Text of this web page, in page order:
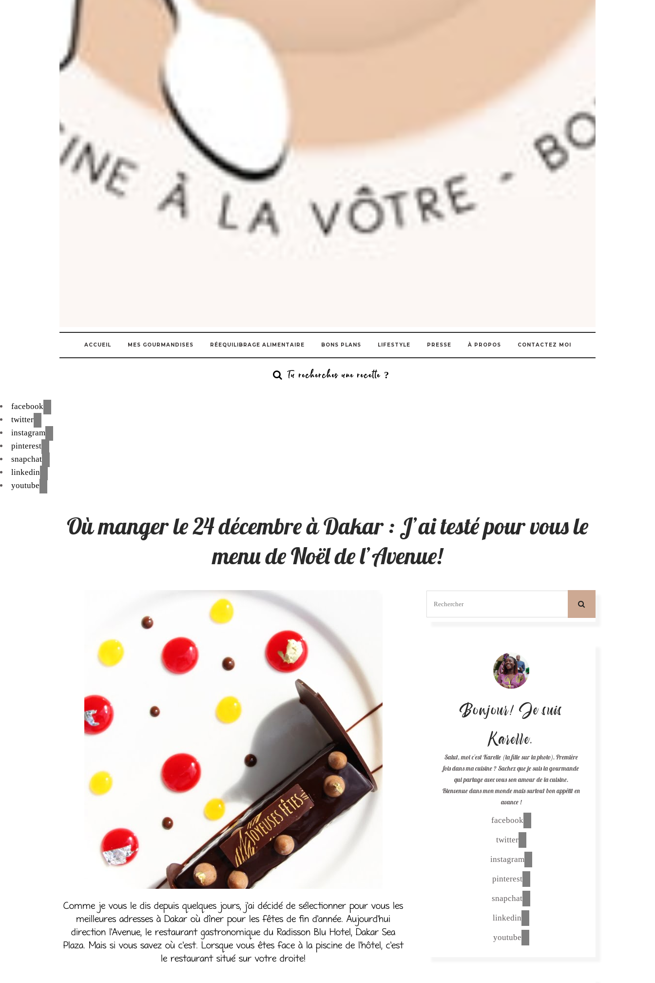
ACCUEIL MES GOURMANDISES RÉEQUILIBRAGE ALIMENTAIRE BONS PLANS LIFESTYLE PRESSE À PROPOS CONTACTEZ MOI
facebook
twitter
instagram
pinterest
snapchat
linkedin
youtube
Où manger le 24 décembre à Dakar : J’ai testé pour vous le
menu de Noël de l’Avenue!
Comme je vous le dis depuis quelques jours, j’ai décidé de sélectionner pour vous les
meilleures adresses à Dakar où dîner pour les fêtes de fin d’année. Aujourd’hui
direction l’Avenue, le restaurant gastronomique du Radisson Blu Hotel, Dakar Sea
Plaza. Mais si vous savez où c’est. Lorsque vous êtes face à la piscine de l’hôtel, c’est
le restaurant situé sur votre droite!
Bonjour! Je suis
Karelle.
Salut, moi c'est Karelle (la fille sur la photo). Première
fois dans ma cuisine ? Sachez que je suis la gourmande
qui partage avec vous son amour de la cuisine.
Bienvenue dans mon monde mais surtout bon appétit en
avance !
facebook
twitter
instagram
pinterest
snapchat
linkedin
youtube